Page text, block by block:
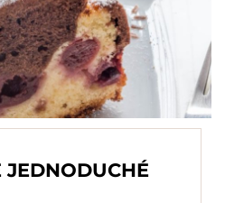
JEDNODUCHÉ